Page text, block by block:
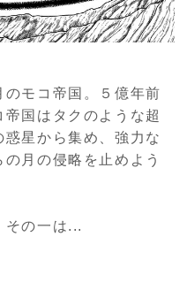
モコ帝国。５億年前
国はタクのような超
星から集め、強力な
月の侵略を止めよう
その一は...